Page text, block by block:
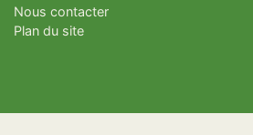
Nous contacter
Plan du site